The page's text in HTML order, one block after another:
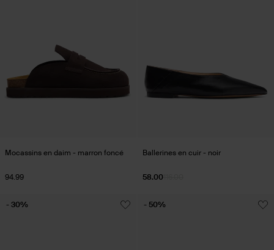
Mocassins en daim - marron foncé
94.99
Ballerines en cuir - noir
58.00
- 30% - 50%